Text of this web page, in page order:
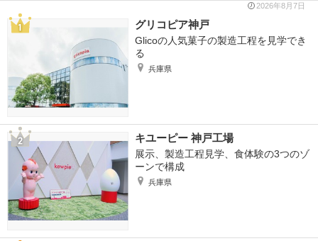
2026年8月7日
グリコピア神戸
Glicoの人気菓子の製造工程を見学でき
る
兵庫県
キユーピー 神戸工場
展示、製造工程見学、食体験の3つのゾ
ーンで構成
兵庫県